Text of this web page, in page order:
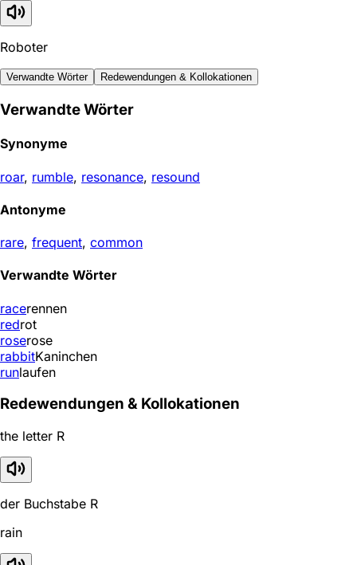
Roboter
Verwandte Wörter Redewendungen & Kollokationen
Verwandte Wörter
Synonyme
roar, rumble, resonance, resound
Antonyme
rare, frequent, common
Verwandte Wörter
racerennen
redrot
roserose
rabbitKaninchen
runlaufen
Redewendungen & Kollokationen
the letter R
der Buchstabe R
rain